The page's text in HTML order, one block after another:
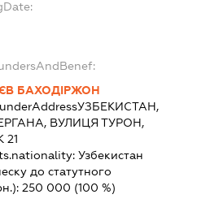
БАХОДІРЖОН
УЗБЕКИСТАН,
ВУЛИЦЯ ТУРОН,
21
Узбекистан
до статутного
250 000 (100 %)